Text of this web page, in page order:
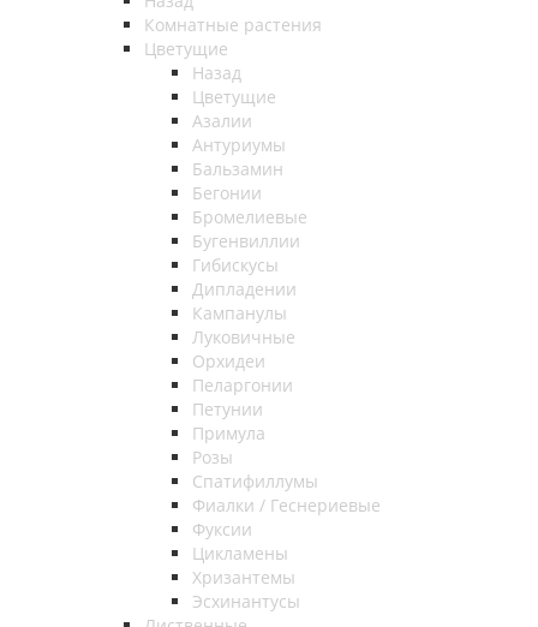
Комнатные растения
Цветущие
Назад
Цветущие
Азалии
Антуриумы
Бальзамин
Бегонии
Бромелиевые
Бугенвиллии
Гибискусы
Дипладении
Кампанулы
Луковичные
Орхидеи
Пеларгонии
Петунии
Примула
Розы
Спатифиллумы
Фиалки / Геснериевые
Фуксии
Цикламены
Хризантемы
Эсхинантусы